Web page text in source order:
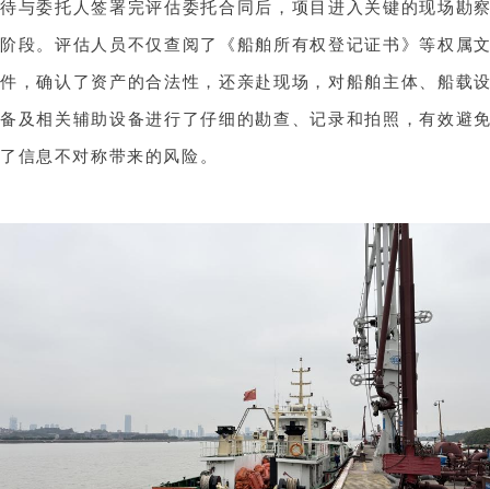
待与委托人签署完评估委托合同后，项目进入关键的现场勘
阶段。评估人员不仅查阅了《船舶所有权登记证书》等权属
件，确认了资产的合法性，还亲赴现场，对船舶主体、船载
备及相关辅助设备进行了仔细的勘查、记录和拍照，有效避
了信息不对称带来的风险。